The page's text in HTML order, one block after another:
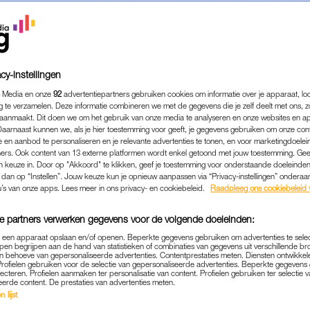
GEWONDEN DOOR
FITNESSSTUDIO
MENSEN GEËVACUEERD
BINNENLAND |UPDATE
12-06-2026 | REDACTIE NIEUWS
zijn in de nacht van donderdag op vrijdag gewond
Fitness Studio Onna aan de Osdorper Ban in
instellingen
en onze 92 advertentiepartners gebruiken cookies om informatie over je apparaat,
te verzamelen. Deze informatie combineren we met de gegevens die je zelf deelt met ons,
Dit doen we om het gebruik van onze media te analyseren en onze websites en
kunnen we, als je hier toestemming voor geeft, je gegevens gebruiken om onze
en aanbod te personaliseren en je relevante advertenties te tonen, en voor
Ook content van 13 externe platformen wordt enkel getoond met jouw toestemming.
keuze in. Door op "Akkoord" te klikken, geef je toestemming voor onderstaande
op “Instellen”. Jouw keuze kun je opnieuw aanpassen via “Privacy-instellingen”
van onze apps. Lees meer in ons privacy- en cookiebeleid.
Raadpleeg ons cookiebeleid
partners verwerken gegevens voor de volgende doeleinden:
apparaat opslaan en/of openen. Beperkte gegevens gebruiken om advertenties te
begrijpen aan de hand van statistieken of combinaties van gegevens uit verschillende
behoeve van gepersonaliseerde advertenties. Contentprestaties meten. Diensten
gebruiken voor de selectie van gepersonaliseerde advertenties. Beperkte
Profielen aanmaken ter personalisatie van content. Profielen gebruiken ter selectie
content. De prestaties van advertenties meten.
lijst